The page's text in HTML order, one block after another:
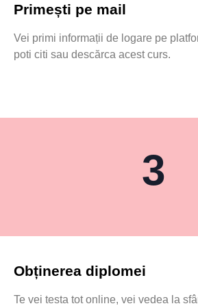
Primești pe mail
Vei primi informații de logare pe
poti citi sau descărca acest curs.
3
Obținerea diplomei
Te vei testa tot online, vei vedea la